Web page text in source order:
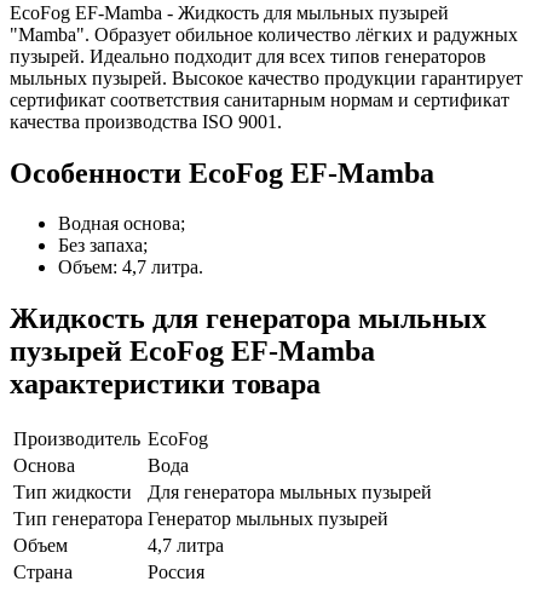
EcoFog EF-Mamba - Жидкость для мыльных пузырей
"Mamba". Образует обильное количество лёгких и радужных
пузырей. Идеально подходит для всех типов генераторов
мыльных пузырей. Высокое качество продукции гарантирует
сертификат соответствия санитарным нормам и сертификат
качества производства ISO 9001.
Особенности EcoFog EF-Mamba
Водная основа;
Без запаха;
Объем: 4,7 литра.
Жидкость для генератора мыльных
пузырей EcoFog EF-Mamba
характеристики товара
Производитель EcoFog
Основа
Вода
Тип жидкости
Для генератора мыльных пузырей
Тип генератора Генератор мыльных пузырей
Объем
4,7 литра
Страна
Россия